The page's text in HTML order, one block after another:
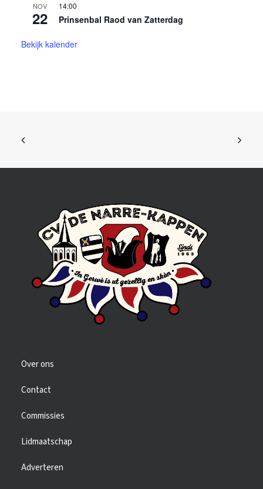
NOV
22
14:00
Prinsenbal Raod van Zatterdag
Bekijk kalender
Over ons
Contact
Commissies
Lidmaatschap
Adverteren